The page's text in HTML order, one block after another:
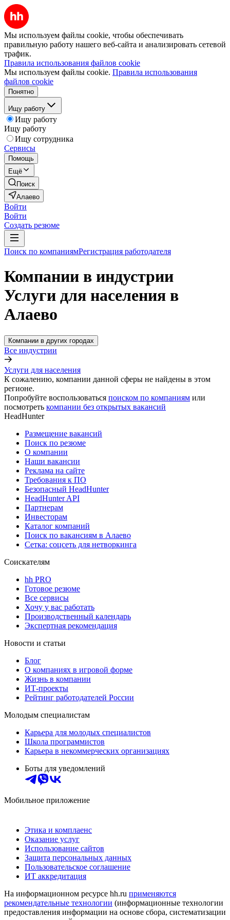
Мы используем файлы cookie, чтобы обеспечивать
правильную работу нашего веб-сайта и анализировать сетевой
трафик.
Правила использования файлов cookie
Мы используем файлы cookie. Правила использования
файлов cookie
Понятно
Ищу работу
Ищу работу
Ищу работу
Ищу сотрудника
Сервисы
Помощь
Ещё
Поиск
Алаево
Войти
Войти
Создать резюме
Поиск по компаниямРегистрация работодателя
Компании в индустрии
Услуги для населения в
Алаево
Компании в других городах
Все индустрии
Услуги для населения
К сожалению, компании данной сферы не найдены в этом
регионе.
Попробуйте воспользоваться поиском по компаниям или
посмотреть компании без открытых вакансий
HeadHunter
Размещение вакансий
Поиск по резюме
О компании
Наши вакансии
Реклама на сайте
Требования к ПО
Безопасный HeadHunter
HeadHunter API
Партнерам
Инвесторам
Каталог компаний
Поиск по вакансиям в Алаево
Сетка: соцсеть для нетворкинга
Соискателям
hh PRO
Готовое резюме
Все сервисы
Хочу у вас работать
Производственный календарь
Экспертная рекомендация
Новости и статьи
Блог
О компаниях в игровой форме
Жизнь в компании
ИТ-проекты
Рейтинг работодателей России
Молодым специалистам
Карьера для молодых специалистов
Школа программистов
Карьера в некоммерческих организациях
Боты для уведомлений
Мобильное приложение
Этика и комплаенс
Оказание услуг
Использование сайтов
Защита персональных данных
Пользовательское соглашение
ИТ аккредитация
На информационном ресурсе hh.ru применяются
рекомендательные технологии (информационные технологии
предоставления информации на основе сбора, систематизации